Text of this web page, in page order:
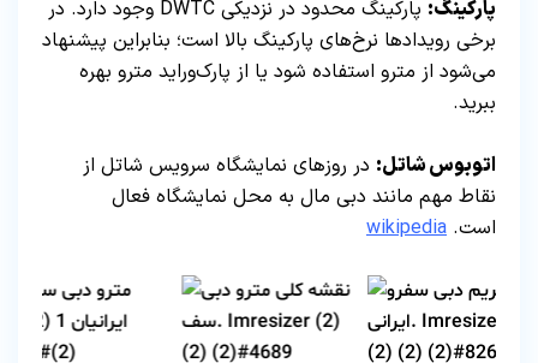
پارکینگ:
پارکینگ محدود در نزدیکی DWTC وجود دارد. در
برخی رویدادها نرخ‌های پارکینگ بالا است؛ بنابراین پیشنهاد
می‌شود از مترو استفاده شود یا از پارک‌و‌راید مترو بهره
ببرید.
اتوبوس شاتل: در روزهای نمایشگاه سرویس شاتل از
نقاط مهم مانند دبی مال به محل نمایشگاه فعال
است. wikipedia